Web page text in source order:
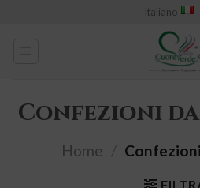
Italiano
Confezioni
Home